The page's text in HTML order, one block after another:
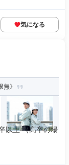
気になる
》
以上 （高卒の場